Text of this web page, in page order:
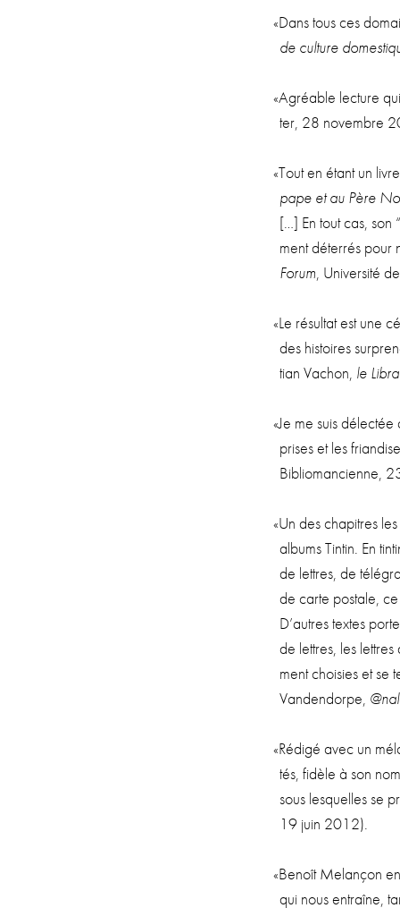
«Dans tous ces
de culture
«Agréable lec­ture
ter, 28 novembre
«Tout en étant un
pape et au Père
[…] En tout cas, son
ment déter­rés pour
Forum, Uni­ver­si­té
«Le résul­tat est une
des his­toires
tian Vachon, le
«Je me suis
prises et les
Biblio­man­cienne,
«Un des cha­pitres
albums Tin­tin. En
de lettres, de
de carte pos­tale,
D’autres textes
de lettres, les
ment choi­sies et se
Van­den­dorpe,
«Rédi­gé avec un
tés, fidèle à son
sous les­quelles se
19 juin 2012).
«Benoît Melan­çon
qui nous entraîne,